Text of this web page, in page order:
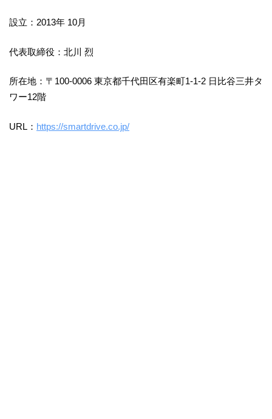
設立：2013年 10月
代表取締役：北川 烈
所在地：〒100-0006 東京都千代田区有楽町1-1-2 日比谷三井タ
ワー12階
URL： https://smartdrive.co.jp/